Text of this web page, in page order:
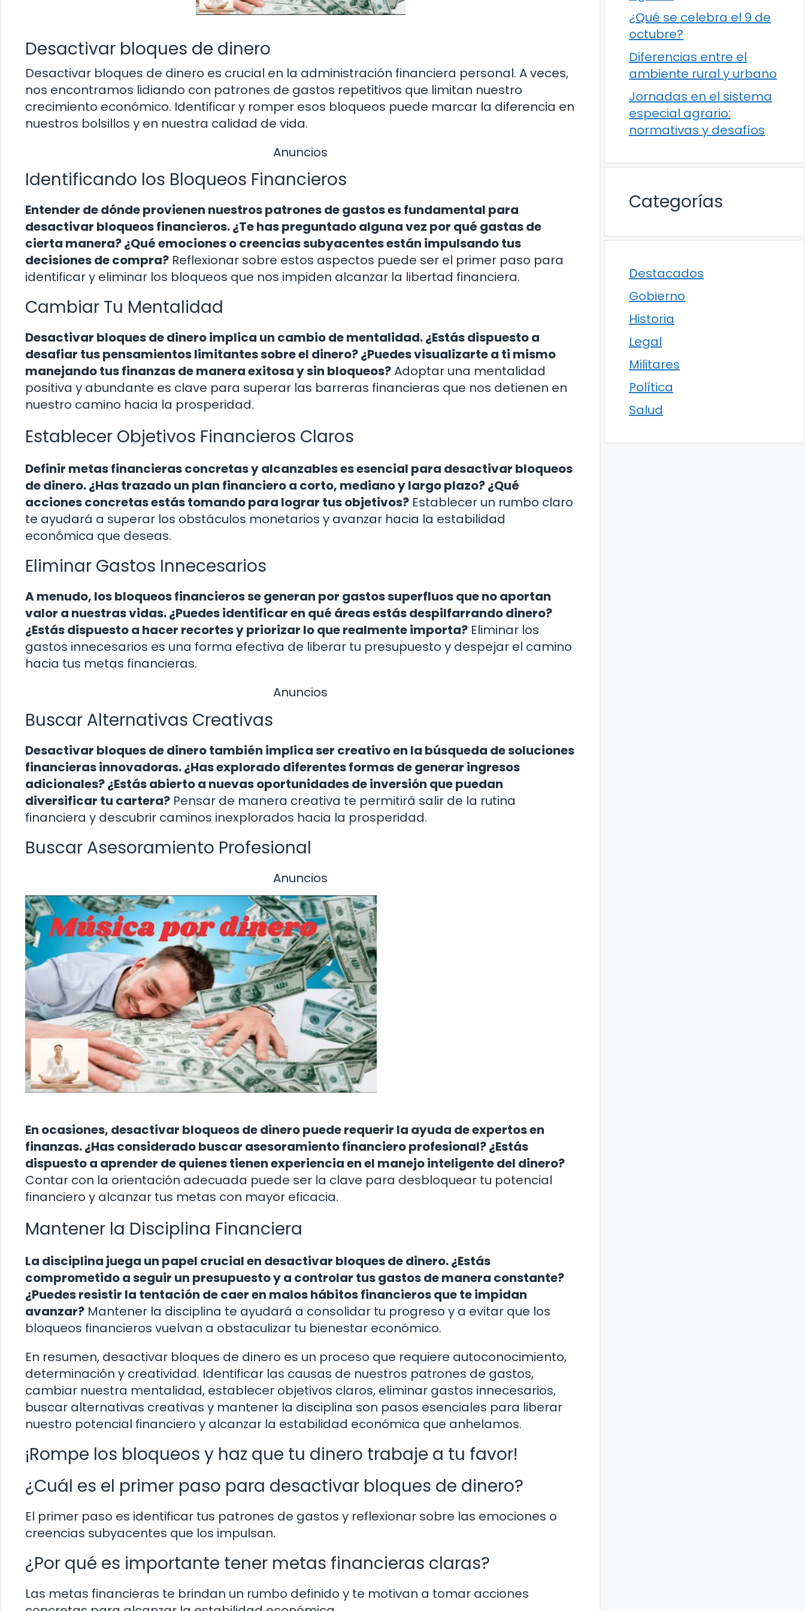
Desactivar bloques de dinero
Desactivar bloques de dinero es crucial en la administración financiera personal. A veces,
nos encontramos lidiando con patrones de gastos repetitivos que limitan nuestro
crecimiento económico. Identificar y romper esos bloqueos puede marcar la diferencia en
nuestros bolsillos y en nuestra calidad de vida.
Anuncios
Identificando los Bloqueos Financieros
Entender de dónde provienen nuestros patrones de gastos es fundamental para
desactivar bloqueos financieros. ¿Te has preguntado alguna vez por qué gastas de
cierta manera? ¿Qué emociones o creencias subyacentes están impulsando tus
decisiones de compra? Reflexionar sobre estos aspectos puede ser el primer paso para
identificar y eliminar los bloqueos que nos impiden alcanzar la libertad financiera.
Cambiar Tu Mentalidad
Desactivar bloques de dinero implica un cambio de mentalidad. ¿Estás dispuesto a
desafiar tus pensamientos limitantes sobre el dinero? ¿Puedes visualizarte a ti mismo
manejando tus finanzas de manera exitosa y sin bloqueos?Adoptar una mentalidad
positiva y abundante es clave para superar las barreras financieras que nos detienen en
nuestro camino hacia la prosperidad.
Establecer Objetivos Financieros Claros
Definir metas financieras concretas y alcanzables es esencial para desactivar bloqueos
de dinero. ¿Has trazado un plan financiero a corto, mediano y largo plazo? ¿Qué
acciones concretas estás tomando para lograr tus objetivos? Establecer un rumbo claro
te ayudará a superar los obstáculos monetarios y avanzar hacia la estabilidad
económica que deseas.
Eliminar Gastos Innecesarios
A menudo, los bloqueos financieros se generan por gastos superfluos que no aportan
valor a nuestras vidas. ¿Puedes identificar en qué áreas estás despilfarrando dinero?
¿Estás dispuesto a hacer recortes y priorizar lo que realmente importa? Eliminar los
gastos innecesarios es una forma efectiva de liberar tu presupuesto y despejar el camino
hacia tus metas financieras.
Anuncios
Buscar Alternativas Creativas
Desactivar bloques de dinero también implica ser creativo en la búsqueda de soluciones
financieras innovadoras. ¿Has explorado diferentes formas de generar ingresos
adicionales? ¿Estás abierto a nuevas oportunidades de inversión que puedan
diversificar tu cartera? Pensar de manera creativa te permitirá salir de la rutina
financiera y descubrir caminos inexplorados hacia la prosperidad.
Buscar Asesoramiento Profesional
Anuncios
En ocasiones, desactivar bloqueos de dinero puede requerir la ayuda de expertos en
finanzas. ¿Has considerado buscar asesoramiento financiero profesional? ¿Estás
dispuesto a aprender de quienes tienen experiencia en el manejo inteligente del dinero?
Contar con la orientación adecuada puede ser la clave para desbloquear tu potencial
financiero y alcanzar tus metas con mayor eficacia.
Mantener la Disciplina Financiera
La disciplina juega un papel crucial en desactivar bloques de dinero. ¿Estás
comprometido a seguir un presupuesto y a controlar tus gastos de manera constante?
¿Puedes resistir la tentación de caer en malos hábitos financieros que te impidan
avanzar? Mantener la disciplina te ayudará a consolidar tu progreso y a evitar que los
bloqueos financieros vuelvan a obstaculizar tu bienestar económico.
En resumen, desactivar bloques de dinero es un proceso que requiere autoconocimiento,
determinación y creatividad. Identificar las causas de nuestros patrones de gastos,
cambiar nuestra mentalidad, establecer objetivos claros, eliminar gastos innecesarios,
buscar alternativas creativas y mantener la disciplina son pasos esenciales para liberar
nuestro potencial financiero y alcanzar la estabilidad económica que anhelamos.
¡Rompe los bloqueos y haz que tu dinero trabaje a tu favor!
¿Cuál es el primer paso para desactivar bloques de dinero?
El primer paso es identificar tus patrones de gastos y reflexionar sobre las emociones o
creencias subyacentes que los impulsan.
¿Por qué es importante tener metas financieras claras?
Las metas financieras te brindan un rumbo definido y te motivan a tomar acciones
¿Qué se celebra el 9 de
octubre?
Diferencias entre el
ambiente rural y urbano
Jornadas en el sistema
especial agrario:
normativas y desafíos
Categorías
Destacados
Gobierno
Historia
Legal
Militares
Política
Salud